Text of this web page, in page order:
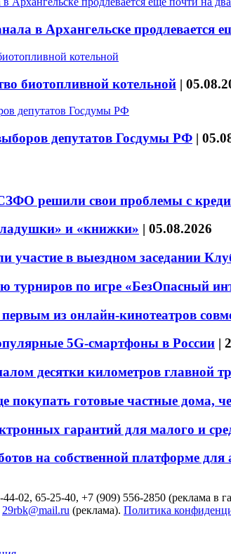
в Архангельске продлевается
биотопливной котельной |
депутатов Госдумы РФ |
решили свои проблемы с
и «книжки» | 05.08.2026
в выездном заседании
турниров по игре «БезОпасный
из онлайн-кинотеатров
5G-смартфоны в России |
десятки километров главной
готовые частные дома,
гарантий для малого и
на собственной платформе
02, 65-25-40, +7 (909) 556-2850 (реклама в
29rbk@mail.ru (реклама). Политика